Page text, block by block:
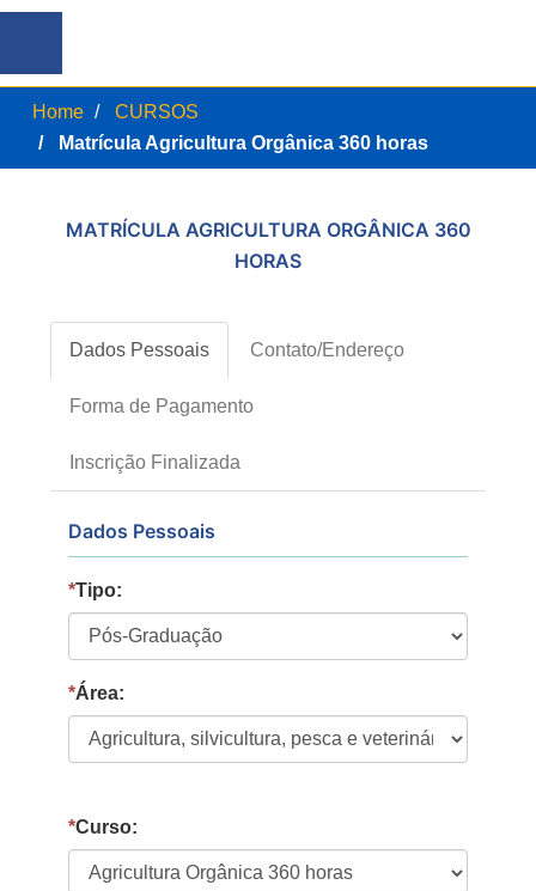
Home
CURSOS
Matrícula Agricultura Orgânica 360 horas
MATRÍCULA AGRICULTURA ORGÂNICA 360
HORAS
Dados Pessoais Contato/Endereço
Forma de Pagamento
Inscrição Finalizada
Dados Pessoais
*Tipo:
*Área:
*Curso: